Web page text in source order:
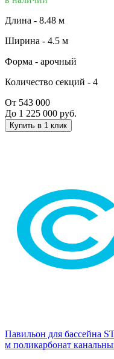
Длина - 8.48 м
Ширина - 4.5 м
Форма - арочный
Количество секций - 4
От 543 000
До 1 225 000 руб.
Купить в 1 клик
Павильон для бассейна
м поликарбонат